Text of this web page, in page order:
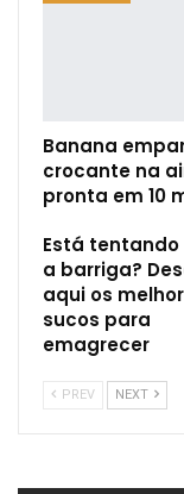
Banana
crocante na
pronta em 10
Está
a barriga?
aqui os
sucos para
emagrecer
PREV NEXT